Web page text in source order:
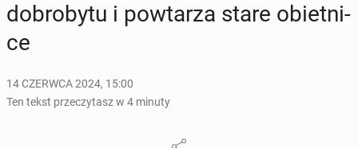
do­bro­by­tu i po­wta­rza stare obiet­ni­
ce
14 CZERWCA 2024, 15:00
Ten tekst przeczytasz w 4 minuty